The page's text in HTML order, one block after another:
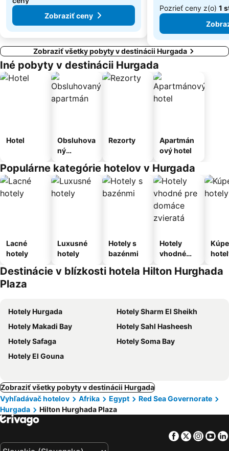
Zobraziť ceny
Pozrieť ceny z(o) 1
Zobraziť všetky pobyty v destinácii Hurgada
Iné pobyty v destinácii Hurgada
Hotel
Obsluhova
ný
Rezorty
Apartmán
ový hotel
Populárne kategórie hotelov v Hurgada
Lacné
hotely
Luxusné
hotely
Hotely s
bazénmi
Hotely
vhodné
domáce
Destinácie v blízkosti hotela Hilton Hurghada
Plaza
Hotely Hurgada
Hotely Sharm El Sheikh
Hotely Makadi Bay
Hotely Sahl Hasheesh
Hotely Safaga
Hotely Soma Bay
Hotely El Gouna
Zobraziť všetky pobyty v destinácii Hurgada
Vyhľadávač hotelov
Afrika Egypt
Red Sea Governorate
Hurgada
Hilton Hurghada Plaza
Facebook
Twitter